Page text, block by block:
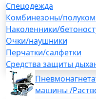
Спецодежда
Комбинезоны/
Наколенники/
Очки/наушники
Перчатки/салфетки
Средства защиты
машины /